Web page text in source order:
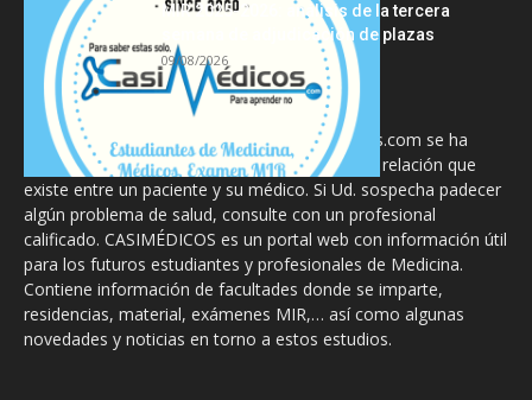
MIR 2025-2026: análisis de la tercera
semana de adjudicación de plazas
09/08/2026
La información proporcionada en CasiMedicos.com se ha
diseñado para complementar, no substituir, la relación que
existe entre un paciente y su médico. Si Ud. sospecha padecer
algún problema de salud, consulte con un profesional
calificado. CASIMÉDICOS es un portal web con información útil
para los futuros estudiantes y profesionales de Medicina.
Contiene información de facultades donde se imparte,
residencias, material, exámenes MIR,… así como algunas
novedades y noticias en torno a estos estudios.